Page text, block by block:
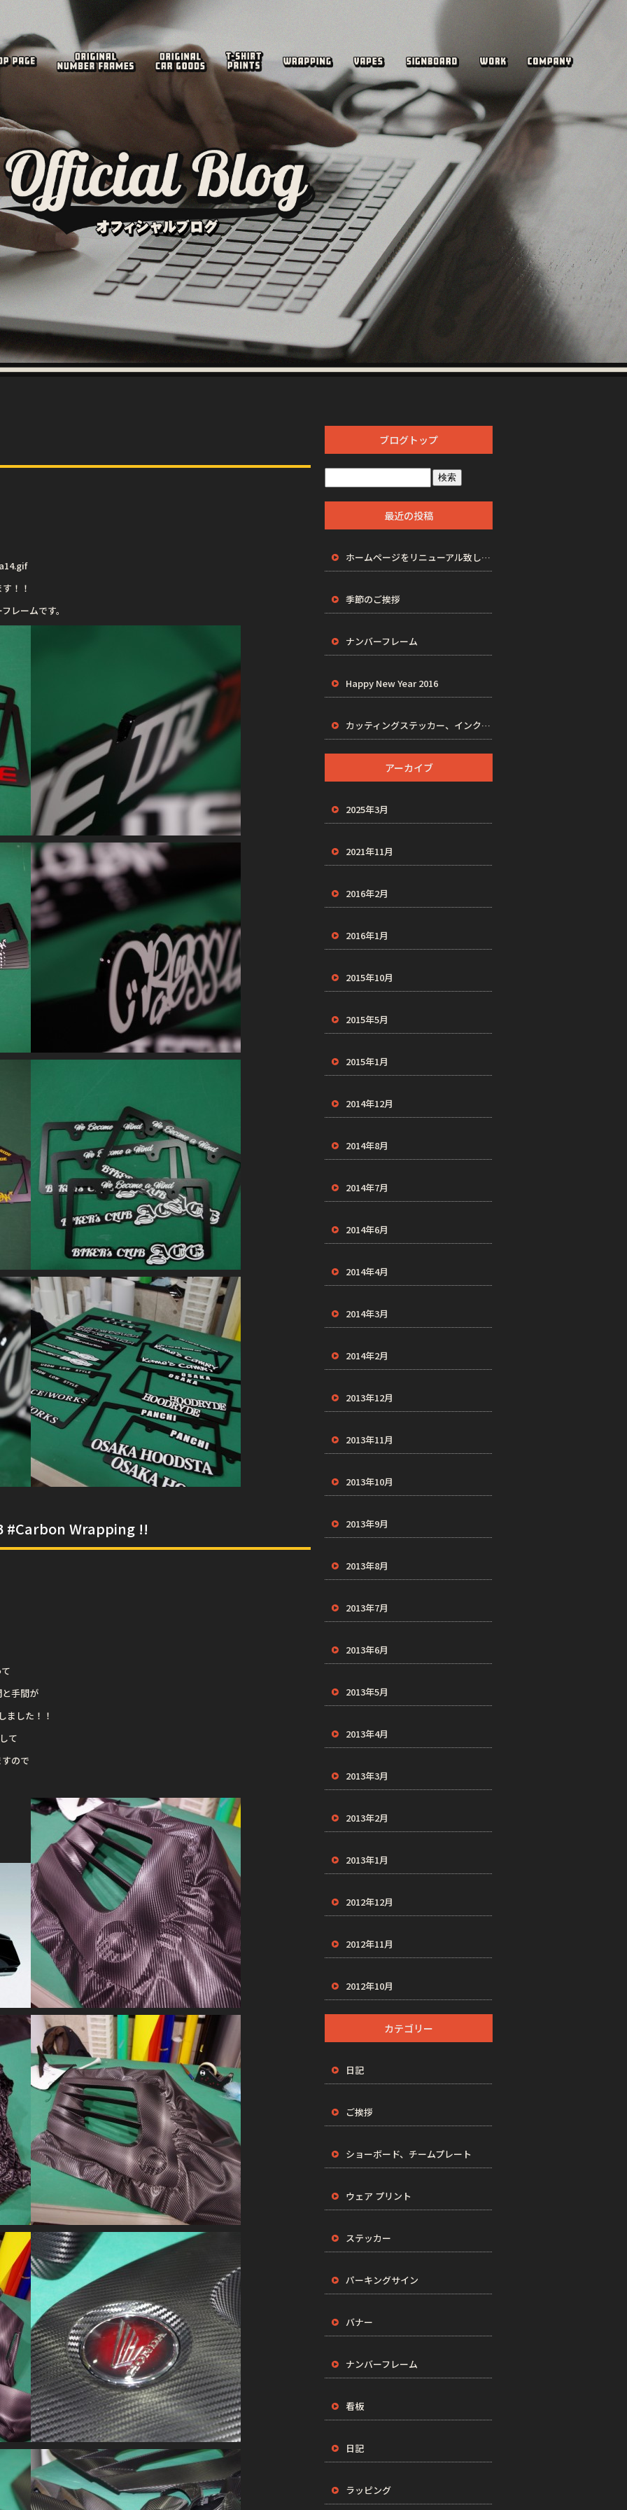
！！
レームです。
#Carbon Wrapping !!
手間が
ました！！
て
ので
ブログトップ
最近の投稿
ホームページをリニューアル致しました。
季節のご挨拶
ナンバーフレーム
Happy New Year 2016
カッティングステッカー、インクジェットステッカー、プリントステッカー、VAPES
アーカイブ
2025年3月
2021年11月
2016年2月
2016年1月
2015年10月
2015年5月
2015年1月
2014年12月
2014年8月
2014年7月
2014年6月
2014年4月
2014年3月
2014年2月
2013年12月
2013年11月
2013年10月
2013年9月
2013年8月
2013年7月
2013年6月
2013年5月
2013年4月
2013年3月
2013年2月
2013年1月
2012年12月
2012年11月
2012年10月
カテゴリー
日記
ご挨拶
ショーボード、チームプレート
ウェア プリント
ステッカー
パーキングサイン
バナー
ナンバーフレーム
看板
日記
ラッピング